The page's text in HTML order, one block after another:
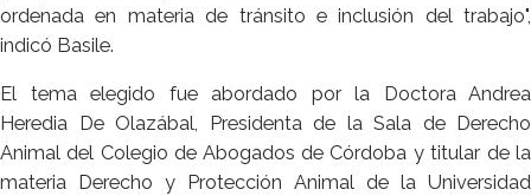
ordenada en materia de tránsito e inclusión del trabajo",
indicó Basile.
El tema elegido fue abordado por la Doctora Andrea
Heredia De Olazábal, Presidenta de la Sala de Derecho
Animal del Colegio de Abogados de Córdoba y titular de la
materia Derecho y Protección Animal de la Universidad